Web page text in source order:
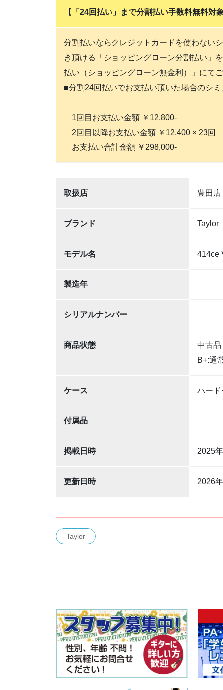
【「24回払い」まで分割払い手数料無料対
分割払いならクレジットカードを使わない
き頂ける「ショッピングローン分割払い」
払い（ショッピングローン無金利）」にて
■分割24回払いでお支払い頂いた場合のシ
1回目お支払い金額 ￥12,800-
2回目以降お支払い金額 ￥12,400 × 23回
お支払い合計金額 ￥298,000-
取扱店 豊田店
ブランド Taylor
モデル名 414ce
製造年
シリアルナンバー
商品状態
中古品
B+:通
ケース ハード
付属品
掲載日時 2025
更新日時 2026
Taylor